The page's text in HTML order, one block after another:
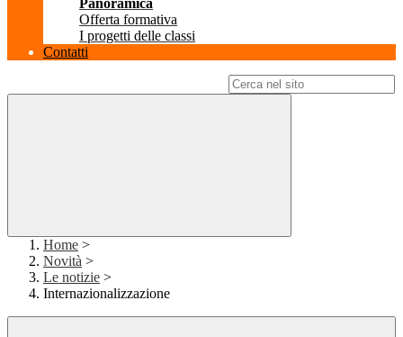
Panoramica
Offerta formativa
I progetti delle classi
Contatti
Home >
Novità >
Le notizie >
Internazionalizzazione